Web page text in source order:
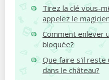
Tirez la clé vous-
appelez le
Comment enlever
bloquée?
Que faire s'il reste
dans le château?